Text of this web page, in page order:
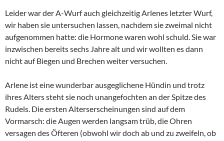
Leider war der A-Wurf auch gleichzeitig Arlenes letzter Wurf,
wir haben sie untersuchen lassen, nachdem sie zweimal nicht
aufgenommen hatte: die Hormone waren wohl schuld. Sie war
inzwischen bereits sechs Jahre alt und wir wollten es dann
nicht auf Biegen und Brechen weiter versuchen.
Arlene ist eine wunderbar ausgeglichene Hündin und trotz
ihres Alters steht sie noch unangefochten an der Spitze des
Rudels. Die ersten Alterserscheinungen sind auf dem
Vormarsch: die Augen werden langsam trüb, die Ohren
versagen des Öfteren (obwohl wir doch ab und zu zweifeln, ob